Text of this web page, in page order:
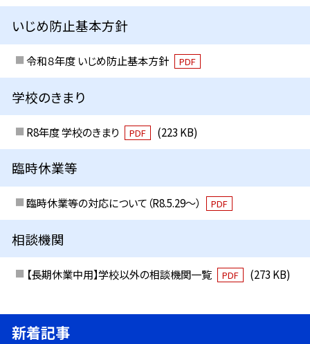
いじめ防止基本方針
令和８年度 いじめ防止基本方針 PDF
学校のきまり
R8年度 学校のきまり PDF (223 KB)
臨時休業等
臨時休業等の対応について（R8.5.29～） PDF
相談機関
【長期休業中用】学校以外の相談機関一覧 PDF (273 KB)
新着記事